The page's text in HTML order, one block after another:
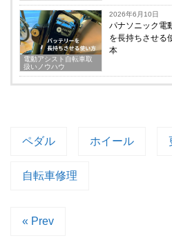
電動アシスト自転車取
扱いノウハウ
2026年6月10日
パナソニック電
を長持ちさせる
本
ペダル ホイール
自転車修理
« Prev